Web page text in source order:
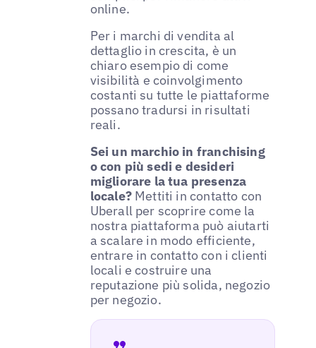
online.
Per i marchi di vendita al
dettaglio in crescita, è un
chiaro esempio di come
visibilità e coinvolgimento
costanti su tutte le piattaforme
possano tradursi in risultati
reali.
Sei un marchio in franchising
o con più sedi e desideri
migliorare la tua presenza
locale?Mettiti in contatto con
Uberall per scoprire come la
nostra piattaforma può aiutarti
a scalare in modo efficiente,
entrare in contatto con i clienti
locali e costruire una
reputazione più solida, negozio
per negozio.